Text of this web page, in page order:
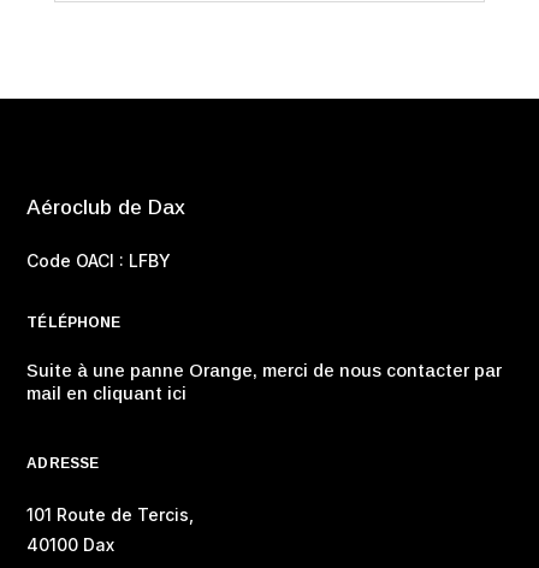
Aéroclub de Dax
Code OACI : LFBY
TÉLÉPHONE
Suite à une panne Orange, merci de nous contacter par
mail en cliquant ici
ADRESSE
101 Route de Tercis,
40100 Dax